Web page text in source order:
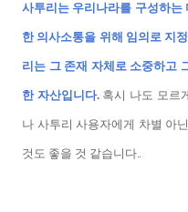
사투리는 우리나라를 구성하는
한 의사소통을 위해 임의로 지
리는 그 존재 자체로 소중하고
한 자산입니다.혹시 나도 모르
나 사투리 사용자에게 차별 아
것도 좋을 것 같습니다.